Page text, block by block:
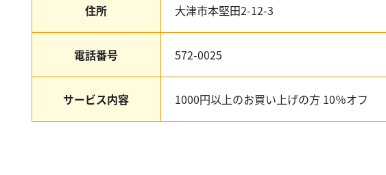
住所 大津市本堅田2-12-3
電話番号 572-0025
サービス内容 1000円以上のお買い上げの方 10％オフ